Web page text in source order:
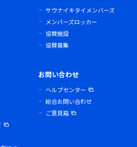
サウナイキタイメンバーズ
メンバーズロッカー
協賛施設
協賛募集
お問い合わせ
ヘルプセンター
総合お問い合わせ
ご意見箱